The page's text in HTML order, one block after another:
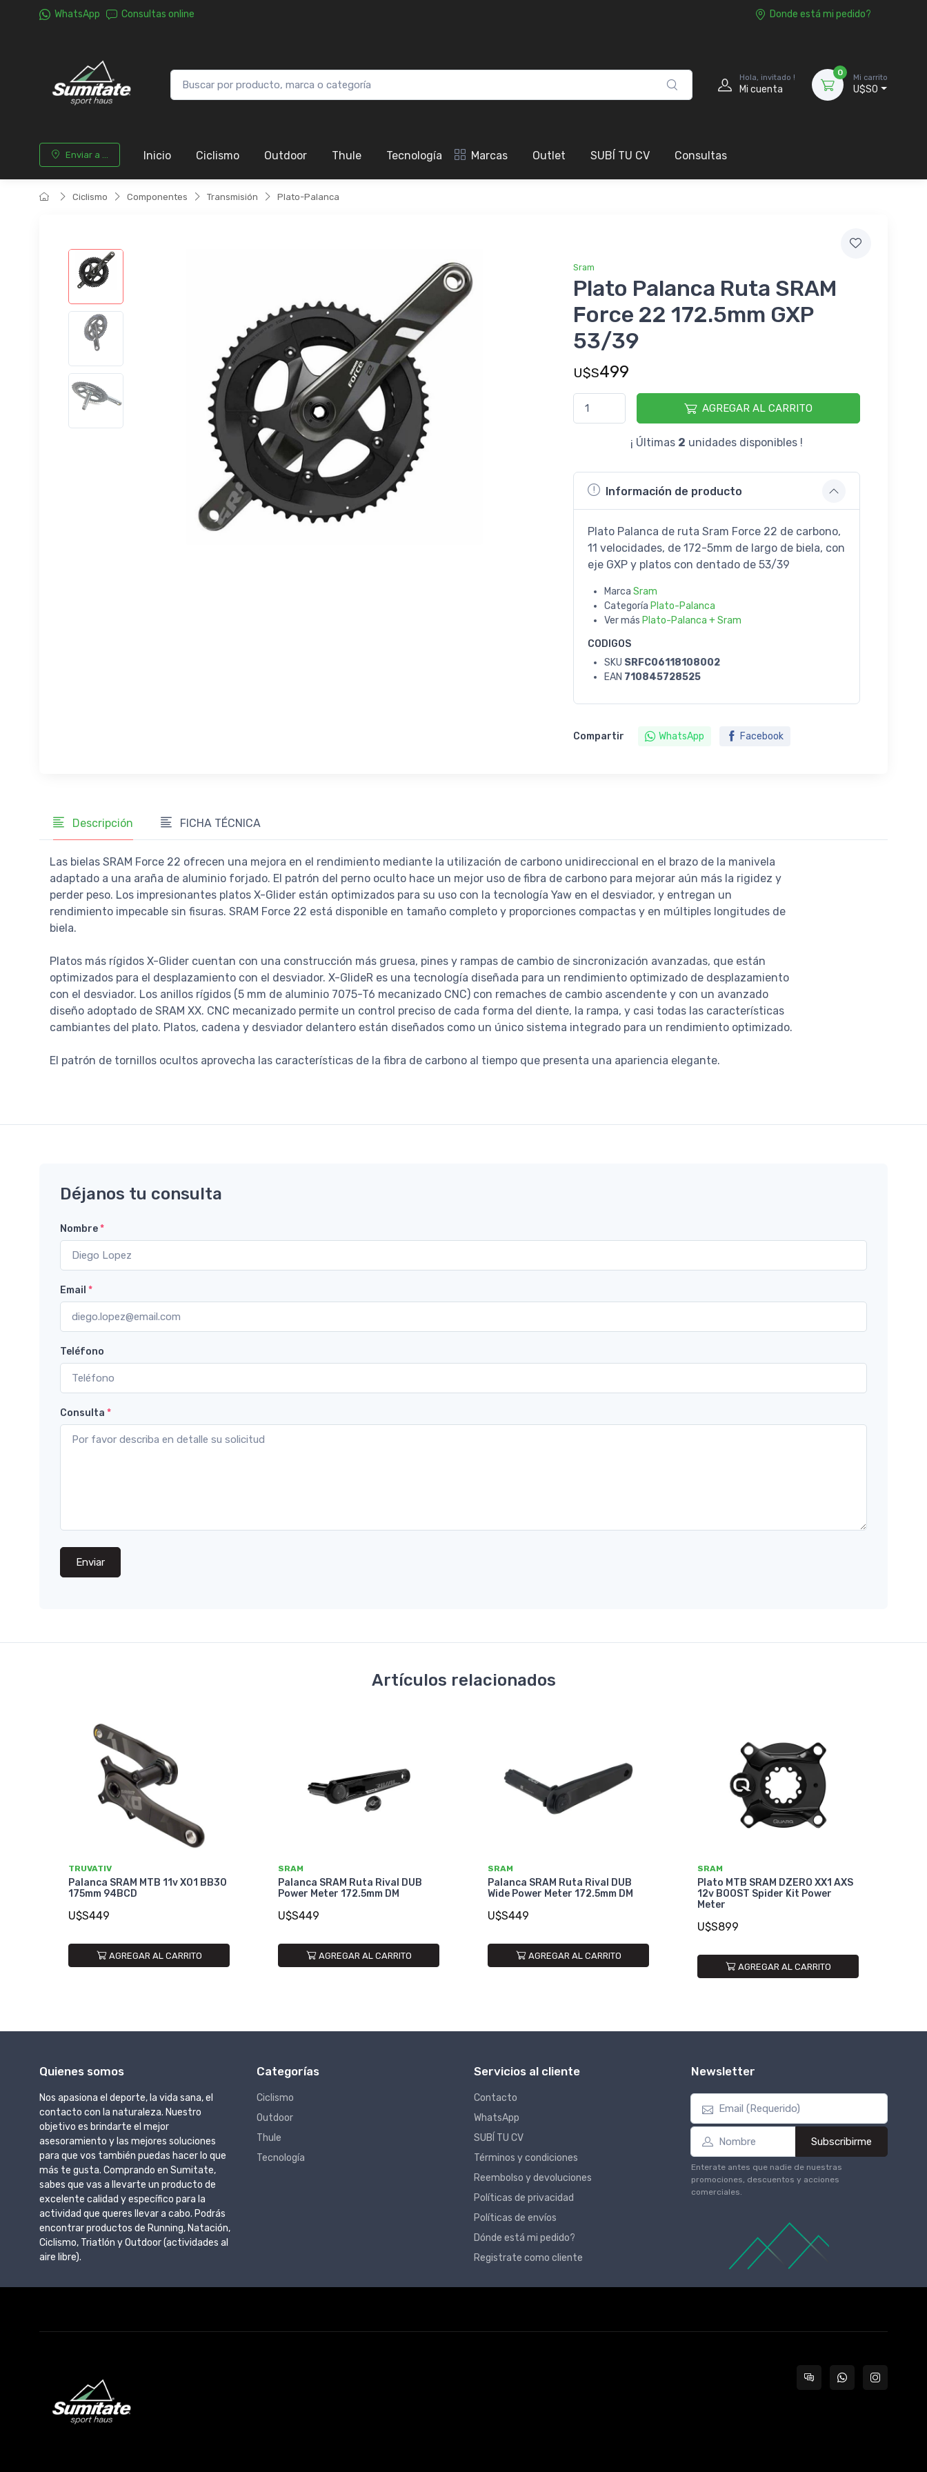
WhatsApp Consultas online Donde está mi pedido?
Hola, invitado !
Mi cuenta
0
Mi carrito
U$S0
Enviar a ... Inicio Ciclismo Outdoor Thule Tecnología Marcas Outlet SUBÍ TU CV Consultas
Ciclismo Componentes Transmisión Plato-Palanca
Sram
Plato Palanca Ruta SRAM
Force 22 172.5mm GXP
53/39
U$S499
AGREGAR AL CARRITO
¡ Últimas 2 unidades disponibles !
Información de producto
Plato Palanca de ruta Sram Force 22 de carbono,
11 velocidades, de 172-5mm de largo de biela, con
eje GXP y platos con dentado de 53/39
Marca Sram
Categoría Plato-Palanca
Ver más Plato-Palanca + Sram
CODIGOS
SKU SRFC06118108002
EAN 710845728525
Compartir WhatsApp Facebook
Descripción FICHA TÉCNICA
Las bielas SRAM Force 22 ofrecen una mejora en el rendimiento mediante la utilización de carbono unidireccional en el brazo de la manivela
adaptado a una araña de aluminio forjado. El patrón del perno oculto hace un mejor uso de fibra de carbono para mejorar aún más la rigidez y
perder peso. Los impresionantes platos X-Glider están optimizados para su uso con la tecnología Yaw en el desviador, y entregan un
rendimiento impecable sin fisuras. SRAM Force 22 está disponible en tamaño completo y proporciones compactas y en múltiples longitudes de
biela.
Platos más rígidos X-Glider cuentan con una construcción más gruesa, pines y rampas de cambio de sincronización avanzadas, que están
optimizados para el desplazamiento con el desviador. X-GlideR es una tecnología diseñada para un rendimiento optimizado de desplazamiento
con el desviador. Los anillos rígidos (5 mm de aluminio 7075-T6 mecanizado CNC) con remaches de cambio ascendente y con un avanzado
diseño adoptado de SRAM XX. CNC mecanizado permite un control preciso de cada forma del diente, la rampa, y casi todas las características
cambiantes del plato. Platos, cadena y desviador delantero están diseñados como un único sistema integrado para un rendimiento optimizado.
El patrón de tornillos ocultos aprovecha las características de la fibra de carbono al tiempo que presenta una apariencia elegante.
Déjanos tu consulta
Nombre*
Email *
Teléfono
Consulta *
Enviar
Artículos relacionados
TRUVATIV
Palanca SRAM MTB 11v X01 BB30
175mm 94BCD
U$S449
AGREGAR AL CARRITO
SRAM
Palanca SRAM Ruta Rival DUB
Power Meter 172.5mm DM
U$S449
AGREGAR AL CARRITO
SRAM
Palanca SRAM Ruta Rival DUB
Wide Power Meter 172.5mm DM
U$S449
AGREGAR AL CARRITO
SRAM
Plato MTB SRAM DZERO XX1 AXS
12v BOOST Spider Kit Power
Meter
U$S899
AGREGAR AL CARRITO
Quienes somos
Nos apasiona el deporte, la vida sana, el
contacto con la naturaleza. Nuestro
objetivo es brindarte el mejor
asesoramiento y las mejores soluciones
para que vos también puedas hacer lo que
más te gusta. Comprando en Sumitate,
sabes que vas a llevarte un producto de
excelente calidad y específico para la
actividad que queres llevar a cabo. Podrás
encontrar productos de Running, Natación,
Ciclismo, Triatlón y Outdoor (actividades al
aire libre).
Categorías
Ciclismo
Outdoor
Thule
Tecnología
Servicios al cliente
Contacto
WhatsApp
SUBÍ TU CV
Términos y condiciones
Reembolso y devoluciones
Políticas de privacidad
Políticas de envíos
Dónde está mi pedido?
Registrate como cliente
Newsletter
Subscribirme
Enterate antes que nadie de nuestras
promociones, descuentos y acciones
comerciales.